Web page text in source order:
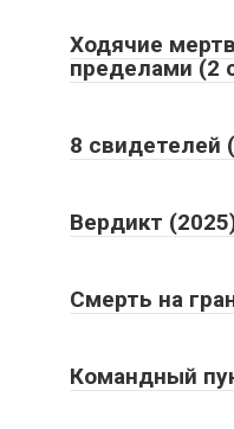
Ходячие
пределами (2
8 свидетелей
Вердикт
Смерть на
Командный